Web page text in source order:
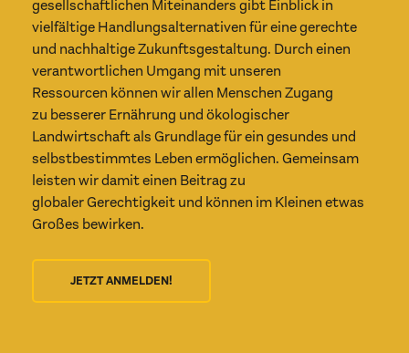
gesellschaftlichen Miteinanders gibt Einblick in
vielfältige Handlungsalternativen für eine gerechte
und nachhaltige Zukunftsgestaltung. Durch einen
verantwortlichen Umgang mit unseren
Ressourcen können wir allen Menschen Zugang
zu besserer Ernährung und ökologischer
Landwirtschaft als Grundlage für ein gesundes und
selbstbestimmtes Leben ermöglichen. Gemeinsam
leisten wir damit einen Beitrag zu
globaler Gerechtigkeit und können im Kleinen etwas
Großes bewirken.
JETZT ANMELDEN!